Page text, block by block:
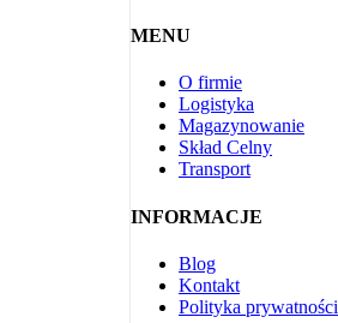
MENU
O firmie
Logistyka
Magazynowanie
Skład Celny
Transport
INFORMACJE
Blog
Kontakt
Polityka prywatności